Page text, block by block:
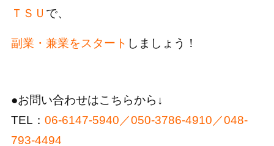
ＴＳＵ で、
副業・兼業をスタート しましょう！
●お問い合わせはこちらから↓
TEL： 06-6147-5940／050-3786-4910／048-
793-4494